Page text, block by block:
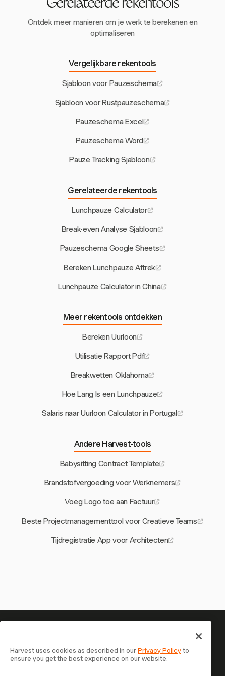
Gerelateerde rekentools
Ontdek meer manieren om je werk te berekenen en
optimaliseren
Vergelijkbare rekentools
Sjabloon voor Pauzeschema
Sjabloon voor Rustpauzeschema
Pauzeschema Excel
Pauzeschema Word
Pauze Tracking Sjabloon
Gerelateerde rekentools
Lunchpauze Calculator
Break-even Analyse Sjabloon
Pauzeschema Google Sheets
Bereken Lunchpauze Aftrek
Lunchpauze Calculator in China
Meer rekentools ontdekken
Bereken Uurloon
Utilisatie Rapport Pdf
Breakwetten Oklahoma
Hoe Lang Is een Lunchpauze
Salaris naar Uurloon Calculator in Portugal
Andere Harvest-tools
Babysitting Contract Template
Brandstofvergoeding voor Werknemers
Voeg Logo toe aan Factuur
Beste Projectmanagementtool voor Creatieve Teams
Tijdregistratie App voor Architecten
Je tijd is het waard om bij te
houden — begin nu
Sluit je aan bij meer dan 70.000 bedrijven die tijd
Harvest uses cookies as described in ourPrivacy Policyto
ensure you get the best experience on our website.